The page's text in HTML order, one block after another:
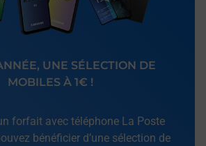
UNE SÉLECTION DE
MOBILES À 1€ !
forfait avec téléphone La Poste
bénéficier d’une sélection de